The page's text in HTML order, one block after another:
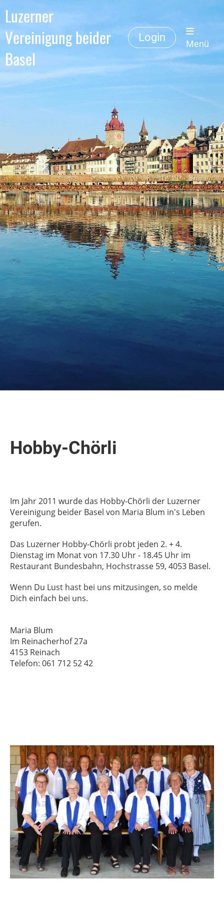
Luzerner
Vereinigung beider
Basel
Login
Menü
Hobby-Chörli
Im Jahr 2011 wurde das Hobby-Chörli der Luzerner
Vereinigung beider Basel von Maria Blum in's Leben
gerufen.
Das Luzerner Hobby-Chörli probt jeden 2. + 4.
Dienstag im Monat von 17.30 Uhr - 18.45 Uhr im
Restaurant Bundesbahn, Hochstrasse 59, 4053 Basel.
Wenn Du Lust hast bei uns mitzusingen, so melde
Dich einfach bei uns.
Maria Blum
Im Reinacherhof 27a
4153 Reinach
Telefon: 061 712 52 42